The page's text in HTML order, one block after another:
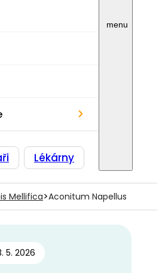
›
Lékárny
Mellifica>Aconitum Napellus
5. 2026